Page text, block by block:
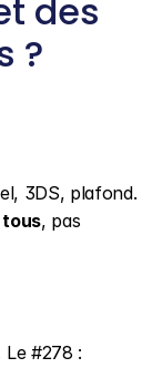
des
?
3DS, plafond.
tous, pas